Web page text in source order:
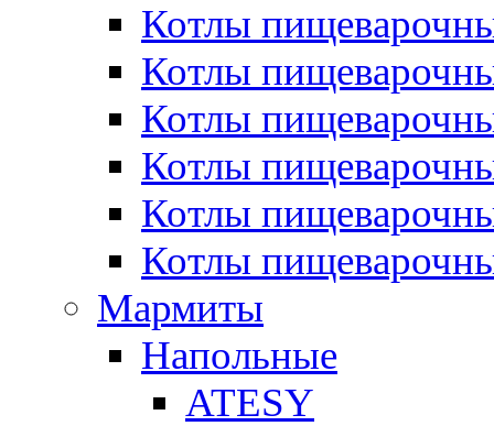
Котлы
Котлы
Котлы
Котлы
Котлы
Котлы
Мармиты
Напольные
ATESY